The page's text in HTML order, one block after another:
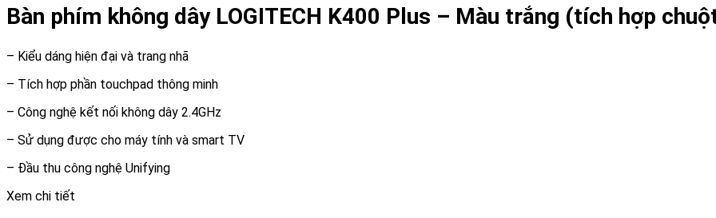
Bàn phím không dây LOGITECH K400 Plus – Màu trắng (tích hợp
– Kiểu dáng hiện đại và trang nhã
– Tích hợp phần touchpad thông minh
– Công nghệ kết nối không dây 2.4GHz
– Sử dụng được cho máy tính và smart TV
– Đầu thu công nghệ Unifying
Xem chi tiết